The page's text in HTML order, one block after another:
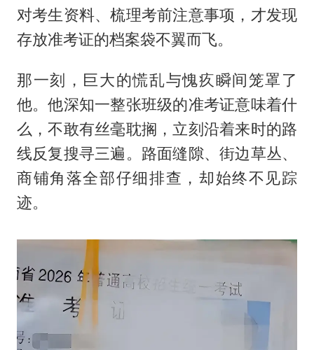
对考生资料、梳理考前注意事项，才发现
存放准考证的档案袋不翼而飞。
那一刻，巨大的慌乱与愧疚瞬间笼罩了
他。他深知一整张班级的准考证意味着什
么，不敢有丝毫耽搁，立刻沿着来时的路
线反复搜寻三遍。路面缝隙、街边草丛、
商铺角落全部仔细排查，却始终不见踪
迹。